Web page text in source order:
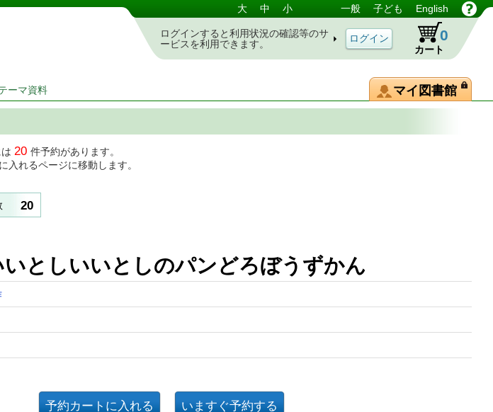
テム 大 中 小 一般 子ども English
ログインすると利用状況の確認等のサ
ービスを利用できます。
カート
0
ーマ資料 マイ図書館
20 件予約があります。
入れるページに移動します。
20
いとしいいとしのパンどろぼうずかん